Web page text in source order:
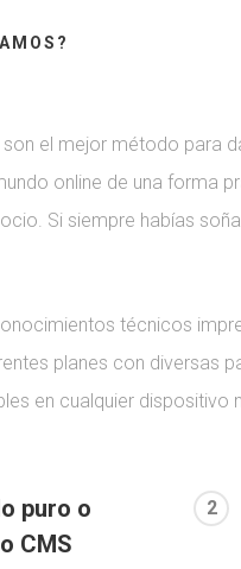
son el mejor método para
online de una forma
Si siempre habías
técnicos
planes con diversas
en cualquier
puro o
CMS
2